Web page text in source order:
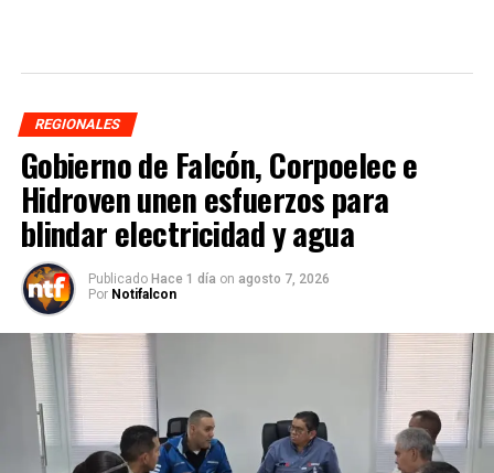
REGIONALES
Gobierno de Falcón, Corpoelec e
Hidroven unen esfuerzos para
blindar electricidad y agua
Publicado Hace 1 día on agosto 7, 2026
Por Notifalcon